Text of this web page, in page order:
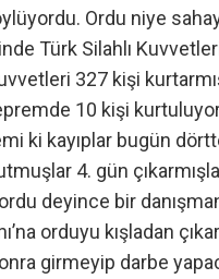
Ordu niye
Türk Silahlı
327 kişi
10 kişi
ki kayıplar bugün
4. gün
deyince bir
orduyu kışladan
girmeyip darbe